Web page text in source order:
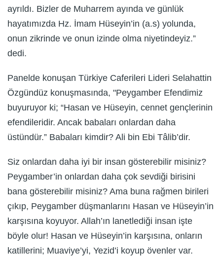
ayrıldı. Bizler de Muharrem ayında ve günlük
hayatımızda Hz. İmam Hüseyin’in (a.s) yolunda,
onun zikrinde ve onun izinde olma niyetindeyiz.”
dedi.
Panelde konuşan Türkiye Caferileri Lideri Selahattin
Özgündüz konuşmasında, "Peygamber Efendimiz
buyuruyor ki; “Hasan ve Hüseyin, cennet gençlerinin
efendileridir. Ancak babaları onlardan daha
üstündür.” Babaları kimdir? Ali bin Ebi Tâlib’dir.
Siz onlardan daha iyi bir insan gösterebilir misiniz?
Peygamber’in onlardan daha çok sevdiği birisini
bana gösterebilir misiniz? Ama buna rağmen birileri
çıkıp, Peygamber düşmanlarını Hasan ve Hüseyin’in
karşısına koyuyor. Allah’ın lanetlediği insan işte
böyle olur! Hasan ve Hüseyin’in karşısına, onların
katillerini; Muaviye’yi, Yezid’i koyup övenler var.